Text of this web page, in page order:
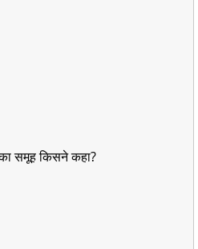
का समूह किसने कहा?